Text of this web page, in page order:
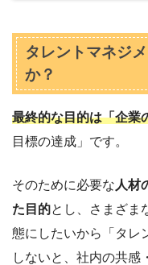
タレントマネジ
か？
最終的な目的は「企業
目標の達成」です。
そのために必要な 人材
た目的とし、さまざま
態にしたいから「タレ
しないと、社内の共感